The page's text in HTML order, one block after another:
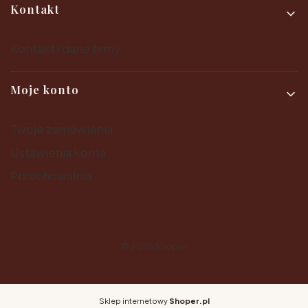
Kontakt
Moje konto
Sklep internetowy Shoper.pl